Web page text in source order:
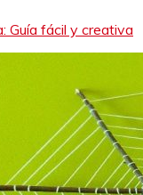
Guía fácil y creativa